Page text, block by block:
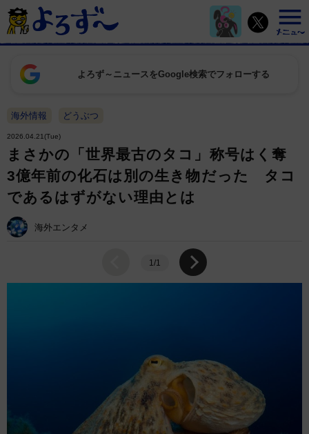
よろず～ニュースをGoogle検索でフォローする
海外情報 どうぶつ
2026.04.21(Tue)
まさかの「世界最古のタコ」称号はく奪
3億年前の化石は別の生き物だった タコ
であるはずがない理由とは
海外エンタメ
1/1